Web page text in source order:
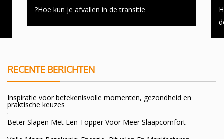
Hoe kun je afvallen in de transitie?
RECENTE BERICHTEN
Inspiratie voor betekenisvolle momenten, gezondheid en
praktische keuzes
Beter Slapen Met Een Topper Voor Meer Slaapcomfort